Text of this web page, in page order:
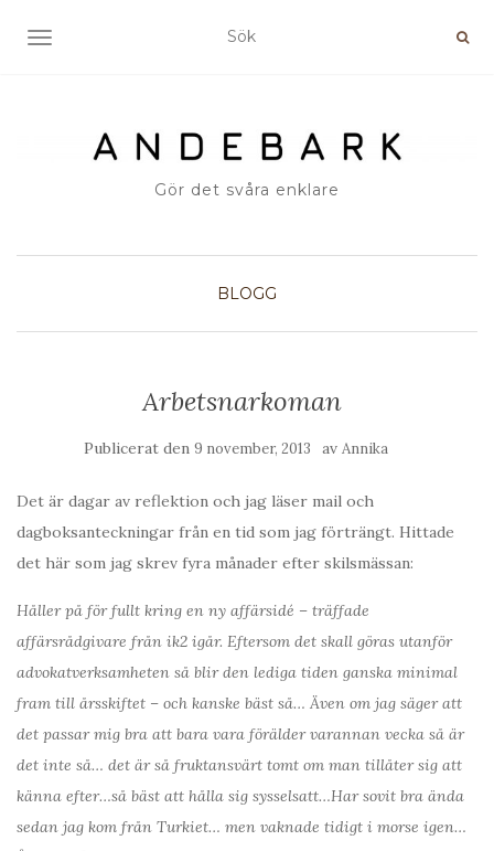
SLÅ PÅ/AV NAVIGERING
Gör det svåra enklare
BLOGG
Arbetsnarkoman
Publicerat den 9 november, 2013 av Annika
Det är dagar av reflektion och jag läser mail och
dagboksanteckningar från en tid som jag förträngt. Hittade
det här som jag skrev fyra månader efter skilsmässan:
Håller på för fullt kring en ny affärsidé – träffade
affärsrådgivare från ik2 igår. Eftersom det skall göras utanför
advokatverksamheten så blir den lediga tiden ganska minimal
fram till årsskiftet – och kanske bäst så… Även om jag säger att
det passar mig bra att bara vara förälder varannan vecka så är
det inte så… det är så fruktansvärt tomt om man tillåter sig att
känna efter…så bäst att hålla sig sysselsatt…Har sovit bra ända
sedan jag kom från Turkiet… men vaknade tidigt i morse igen…